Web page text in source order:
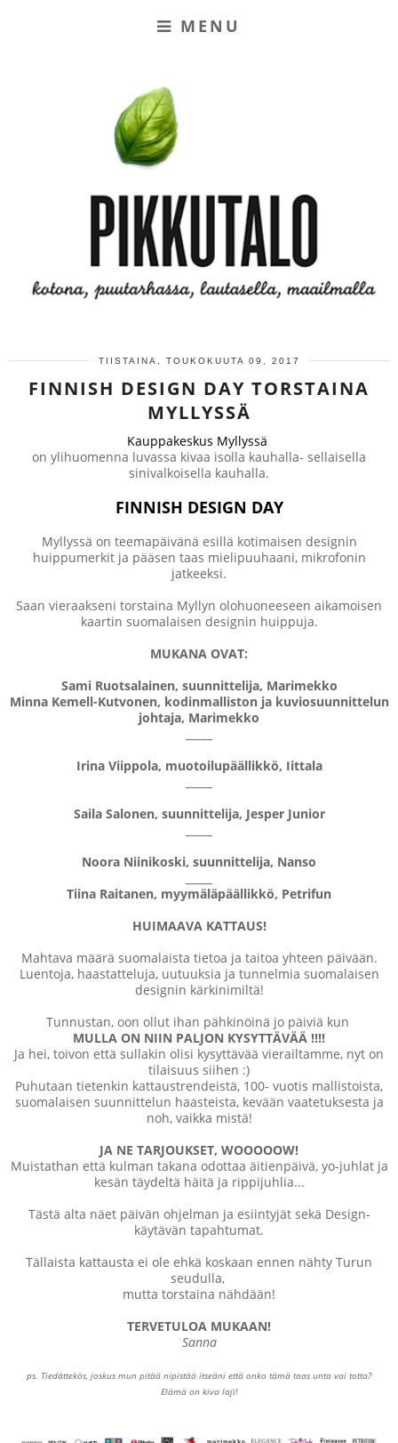
MENU
TIISTAINA, TOUKOKUUTA 09, 2017
FINNISH DESIGN DAY TORSTAINA
MYLLYSSÄ
Kauppakeskus Myllyssä
on ylihuomenna luvassa kivaa isolla kauhalla- sellaisella
sinivalkoisella kauhalla.
FINNISH DESIGN DAY
Myllyssä on teemapäivänä esillä kotimaisen designin
huippumerkit ja pääsen taas mielipuuhaani, mikrofonin
jatkeeksi.
Saan vieraakseni torstaina Myllyn olohuoneeseen aikamoisen
kaartin suomalaisen designin huippuja.
MUKANA OVAT:
Sami Ruotsalainen, suunnittelija, Marimekko
Minna Kemell-Kutvonen, kodinmalliston ja kuviosuunnittelun
johtaja, Marimekko
Irina Viippola, muotoilupäällikkö, Iittala
Saila Salonen, suunnittelija, Jesper Junior
Noora Niinikoski, suunnittelija, Nanso
Tiina Raitanen, myymäläpäällikkö, Petrifun
HUIMAAVA KATTAUS!
Mahtava määrä suomalaista tietoa ja taitoa yhteen päivään.
Luentoja, haastatteluja, uutuuksia ja tunnelmia suomalaisen
designin kärkinimiltä!
Tunnustan, oon ollut ihan pähkinöinä jo päiviä kun
MULLA ON NIIN PALJON KYSYTTÄVÄÄ !!!!
Ja hei, toivon että sullakin olisi kysyttävää vierailtamme, nyt on
tilaisuus siihen :)
Puhutaan tietenkin kattaustrendeistä, 100- vuotis mallistoista,
suomalaisen suunnittelun haasteista, kevään vaatetuksesta ja
noh, vaikka mistä!
JA NE TARJOUKSET, WOOOOOW!
Muistathan että kulman takana odottaa äitienpäivä, yo-juhlat ja
kesän täydeltä häitä ja rippijuhlia...
Tästä alta näet päivän ohjelman ja esiintyjät sekä Design-
käytävän tapahtumat.
Tällaista kattausta ei ole ehkä koskaan ennen nähty Turun
seudulla,
mutta torstaina nähdään!
TERVETULOA MUKAAN!
Sanna
ps. Tiedättekös, joskus mun pitää nipistää itseäni että onko tämä taas unta vai totta?
Elämä on kiva laji!